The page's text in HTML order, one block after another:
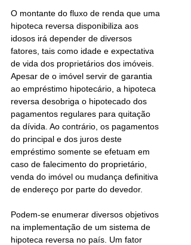
O montante do fluxo de renda que uma
hipoteca reversa disponibiliza aos
idosos irá depender de diversos
fatores, tais como idade e expectativa
de vida dos proprietários dos imóveis.
Apesar de o imóvel servir de garantia
ao empréstimo hipotecário, a hipoteca
reversa desobriga o hipotecado dos
pagamentos regulares para quitação
da dívida. Ao contrário, os pagamentos
do principal e dos juros deste
empréstimo somente se efetuam em
caso de falecimento do proprietário,
venda do imóvel ou mudança definitiva
de endereço por parte do devedor.
Podem-se enumerar diversos objetivos
na implementação de um sistema de
hipoteca reversa no país. Um fator